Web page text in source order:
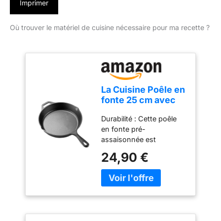
Imprimer
Où trouver le matériel de cuisine nécessaire pour ma recette ?
La Cuisine Poêle en
fonte 25 cm avec
assaisonné - Idéale
pour l'intérieur et
l'extérieur, passe
au four, sans PFOA
ni PTFE
Durabilité : Cette poêle
en fonte pré-
assaisonnée est
et peut durer toute une
vie si elle est bien
entretenue. Elle résiste à
températures élevées
24,90 €